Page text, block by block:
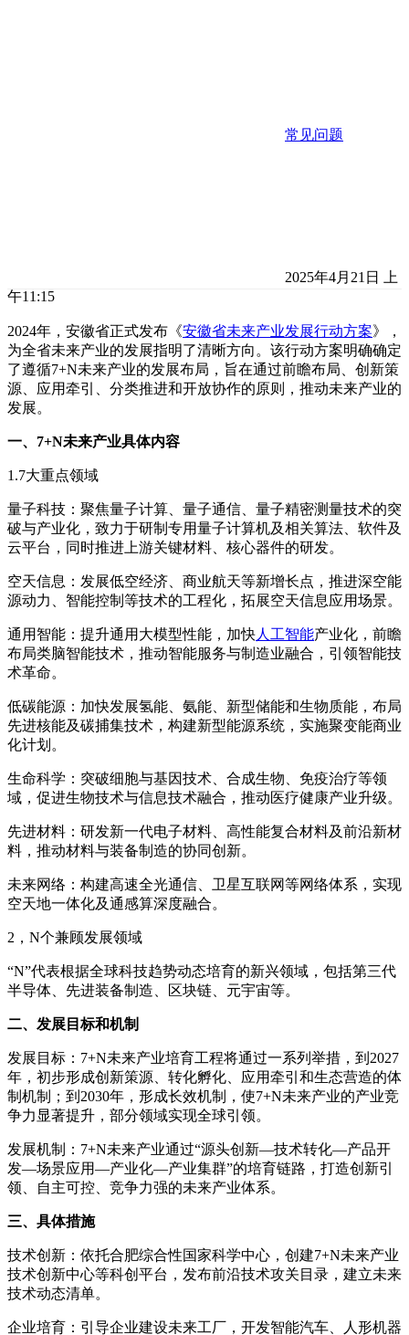
常见问题
2025年4月21日 上
午11:15
2024年，安徽省正式发布《安徽省未来产业发展行动方案》，
为全省未来产业的发展指明了清晰方向。该行动方案明确确定
了遵循7+N未来产业的发展布局，旨在通过前瞻布局、创新策
源、应用牵引、分类推进和开放协作的原则，推动未来产业的
发展。
一、7+N未来产业具体内容
1.7大重点领域
量子科技：聚焦量子计算、量子通信、量子精密测量技术的突
破与产业化，致力于研制专用量子计算机及相关算法、软件及
云平台，同时推进上游关键材料、核心器件的研发。
空天信息：发展低空经济、商业航天等新增长点，推进深空能
源动力、智能控制等技术的工程化，拓展空天信息应用场景。
通用智能：提升通用大模型性能，加快人工智能产业化，前瞻
布局类脑智能技术，推动智能服务与制造业融合，引领智能技
术革命。
低碳能源：加快发展氢能、氨能、新型储能和生物质能，布局
先进核能及碳捕集技术，构建新型能源系统，实施聚变能商业
化计划。
生命科学：突破细胞与基因技术、合成生物、免疫治疗等领
域，促进生物技术与信息技术融合，推动医疗健康产业升级。
先进材料：研发新一代电子材料、高性能复合材料及前沿新材
料，推动材料与装备制造的协同创新。
未来网络：构建高速全光通信、卫星互联网等网络体系，实现
空天地一体化及通感算深度融合。
2，N个兼顾发展领域
“N”代表根据全球科技趋势动态培育的新兴领域，包括第三代
半导体、先进装备制造、区块链、元宇宙等。
二、发展目标和机制
发展目标：7+N未来产业培育工程将通过一系列举措，到2027
年，初步形成创新策源、转化孵化、应用牵引和生态营造的体
制机制；到2030年，形成长效机制，使7+N未来产业的产业竞
争力显著提升，部分领域实现全球引领。
发展机制：7+N未来产业通过“源头创新—技术转化—产品开
发—场景应用—产业化—产业集群”的培育链路，打造创新引
领、自主可控、竞争力强的未来产业体系。
三、具体措施
技术创新：依托合肥综合性国家科学中心，创建7+N未来产业
技术创新中心等科创平台，发布前沿技术攻关目录，建立未来
技术动态清单。
企业培育：引导企业建设未来工厂，开发智能汽车、人形机器